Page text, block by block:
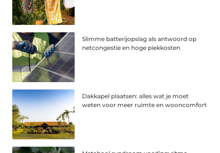
Slimme batterijopslag als antwoord op
netcongestie en hoge piekkosten
Dakkapel plaatsen: alles wat je moet
weten voor meer ruimte en wooncomfort